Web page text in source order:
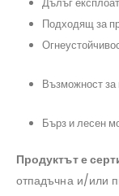
Подходящ за
Възможност за
Бърз и лесен
Продуктът е
отпадъчна и/или